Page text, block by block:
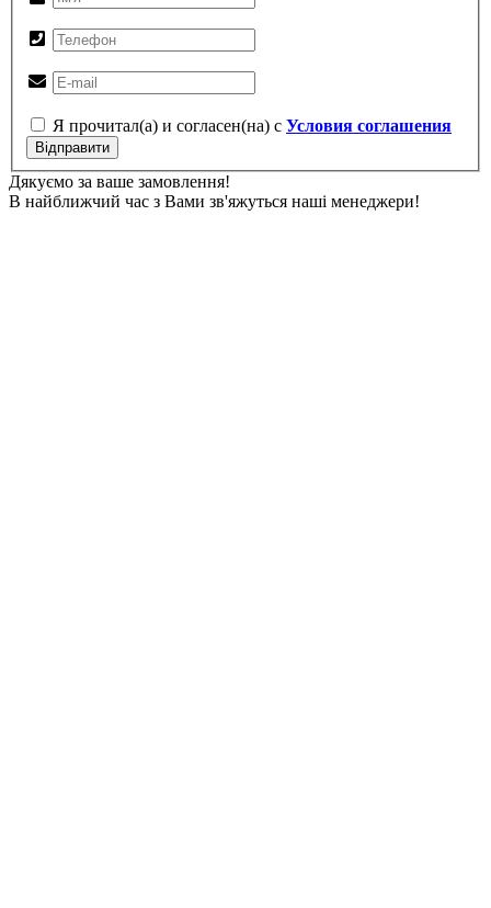
Я прочитал(а) и согласен(на) с Условия соглашения
Відправити
Дякуємо за ваше замовлення!
В найближчий час з Вами зв'яжуться наші менеджери!